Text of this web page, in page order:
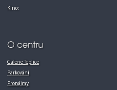
Kino:
O centru
Galerie Teplice
Parkování
Pronájmy